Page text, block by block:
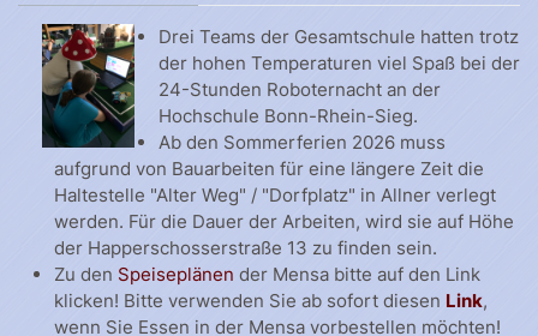
Drei Teams der Gesamtschule hatten trotz
der hohen Temperaturen viel Spaß bei der
24-Stunden Roboternacht an der
Hochschule Bonn-Rhein-Sieg.
Ab den Sommerferien 2026 muss
aufgrund von Bauarbeiten für eine längere Zeit die
Haltestelle "Alter Weg" / "Dorfplatz" in Allner verlegt
werden. Für die Dauer der Arbeiten, wird sie auf Höhe
der Happerschosserstraße 13 zu finden sein.
Zu den Speiseplänen der Mensa bitte auf den Link
klicken! Bitte verwenden Sie ab sofort diesen Link,
wenn Sie Essen in der Mensa vorbestellen möchten!